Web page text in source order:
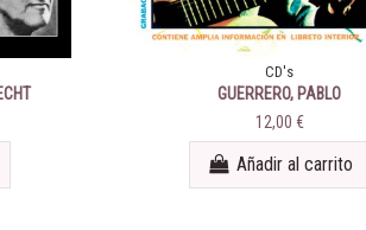
CD's
GUERRERO, PABLO
12,00 €
Añadir al carrito